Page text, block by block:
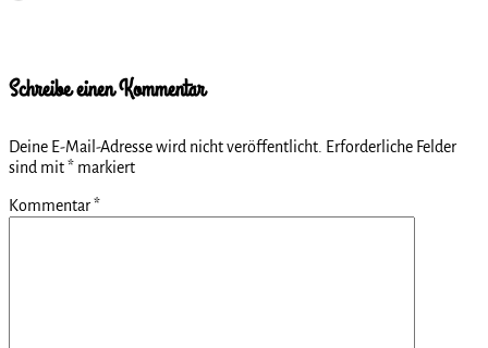
Schreibe einen Kommentar
Deine E-Mail-Adresse wird nicht veröffentlicht. Erforderliche Felder
sind mit* markiert
Kommentar*